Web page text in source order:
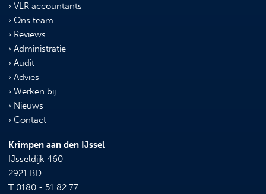
VLR accountants
Ons team
Reviews
Administratie
Audit
Advies
Werken bij
Nieuws
Contact
Krimpen aan den IJssel
IJsseldijk 460
2921 BD
T0180 - 51 82 77